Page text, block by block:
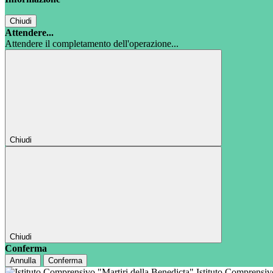
Chiudi
Attendere...
Attendere il completamento dell'operazione...
Chiudi
Chiudi
Conferma
Annulla Conferma